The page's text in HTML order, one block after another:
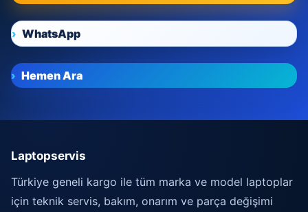
WhatsApp
Hemen Ara
Laptopservis
Türkiye geneli kargo ile tüm marka ve model laptoplar
için teknik servis, bakım, onarım ve parça değişimi